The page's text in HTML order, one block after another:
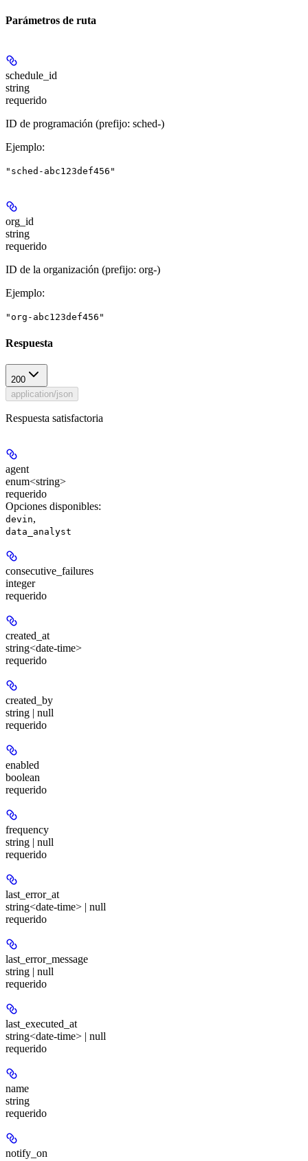
Parámetros de ruta
schedule_id
string
requerido
ID de programación (prefijo: sched-)
Ejemplo:
"sched-abc123def456"
org_id
string
requerido
ID de la organización (prefijo: org-)
Ejemplo:
"org-abc123def456"
Respuesta
200
application/json
Respuesta satisfactoria
agent
enum<string>
requerido
Opciones disponibles:
devin,
data_analyst
consecutive_failures
integer
requerido
created_at
string<date-time>
requerido
created_by
string | null
requerido
enabled
boolean
requerido
frequency
string | null
requerido
last_error_at
string<date-time> | null
requerido
last_error_message
string | null
requerido
last_executed_at
string<date-time> | null
requerido
name
string
requerido
notify_on